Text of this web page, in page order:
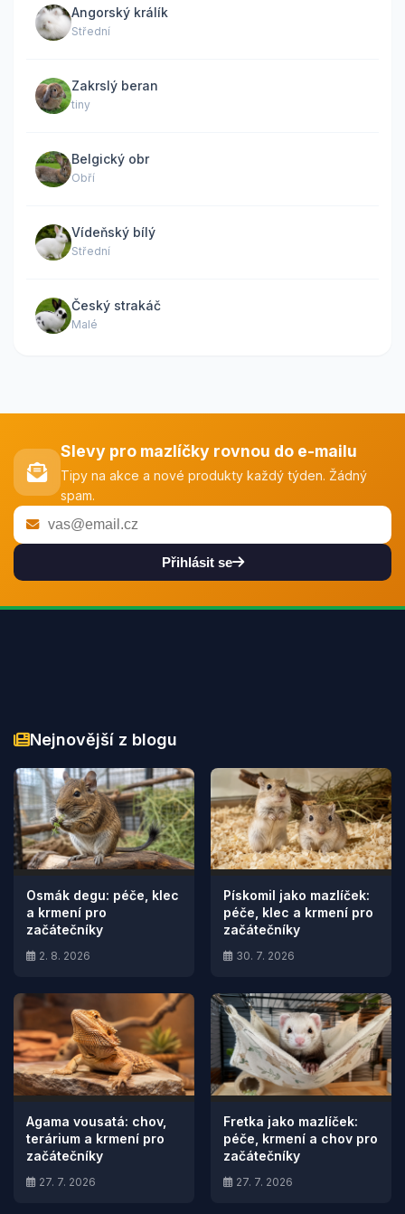
Angorský králík
Střední
Zakrslý beran
tiny
Belgický obr
Obří
Vídeňský bílý
Střední
Český strakáč
Malé
Slevy pro mazlíčky rovnou do e-mailu
Tipy na akce a nové produkty každý týden. Žádný
spam.
Přihlásit se
Nejnovější z blogu
Osmák degu: péče, klec
a krmení pro
začátečníky
2. 8. 2026
Pískomil jako mazlíček:
péče, klec a krmení pro
začátečníky
30. 7. 2026
Agama vousatá: chov,
terárium a krmení pro
začátečníky
27. 7. 2026
Fretka jako mazlíček:
péče, krmení a chov pro
začátečníky
27. 7. 2026